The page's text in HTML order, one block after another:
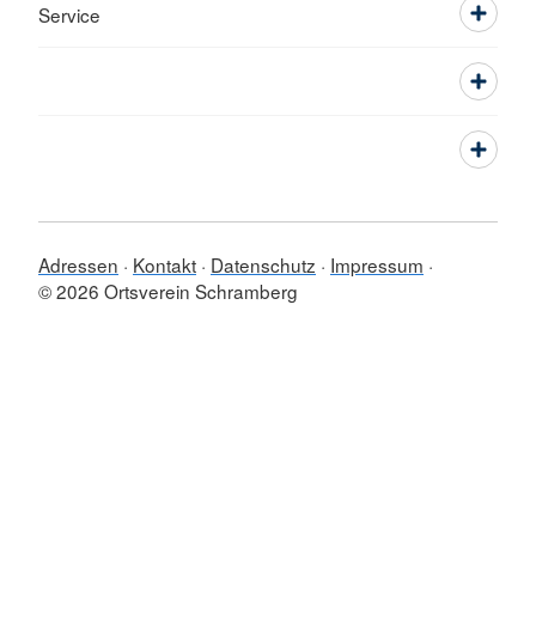
Service
Adressen Kontakt Datenschutz
Impressum
© 2026 Ortsverein Schramberg